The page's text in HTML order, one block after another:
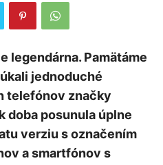
legendárna. Pamätáme
jednoduché
telefónov značky
doba posunula úplne
verziu s označením
a smartfónov s